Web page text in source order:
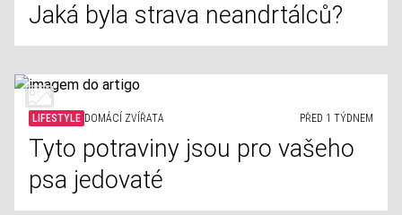
Jaká byla strava neandrtálců?
LIFESTYLE DOMÁCÍ ZVÍŘATA PŘED 1 TÝDNEM
Tyto potraviny jsou pro vašeho
psa jedovaté